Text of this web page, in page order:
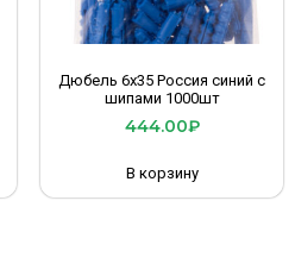
Дюбель 6х35 Россия синий с
шипами 1000шт
444.00₽
В корзину